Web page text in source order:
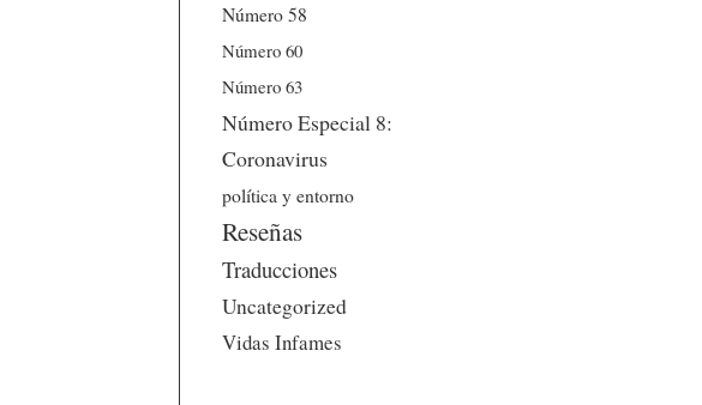
Número 58
Número 60
Número 63
Número Especial 8:
Coronavirus
política y entorno
Reseñas
Traducciones
Uncategorized
Vidas Infames